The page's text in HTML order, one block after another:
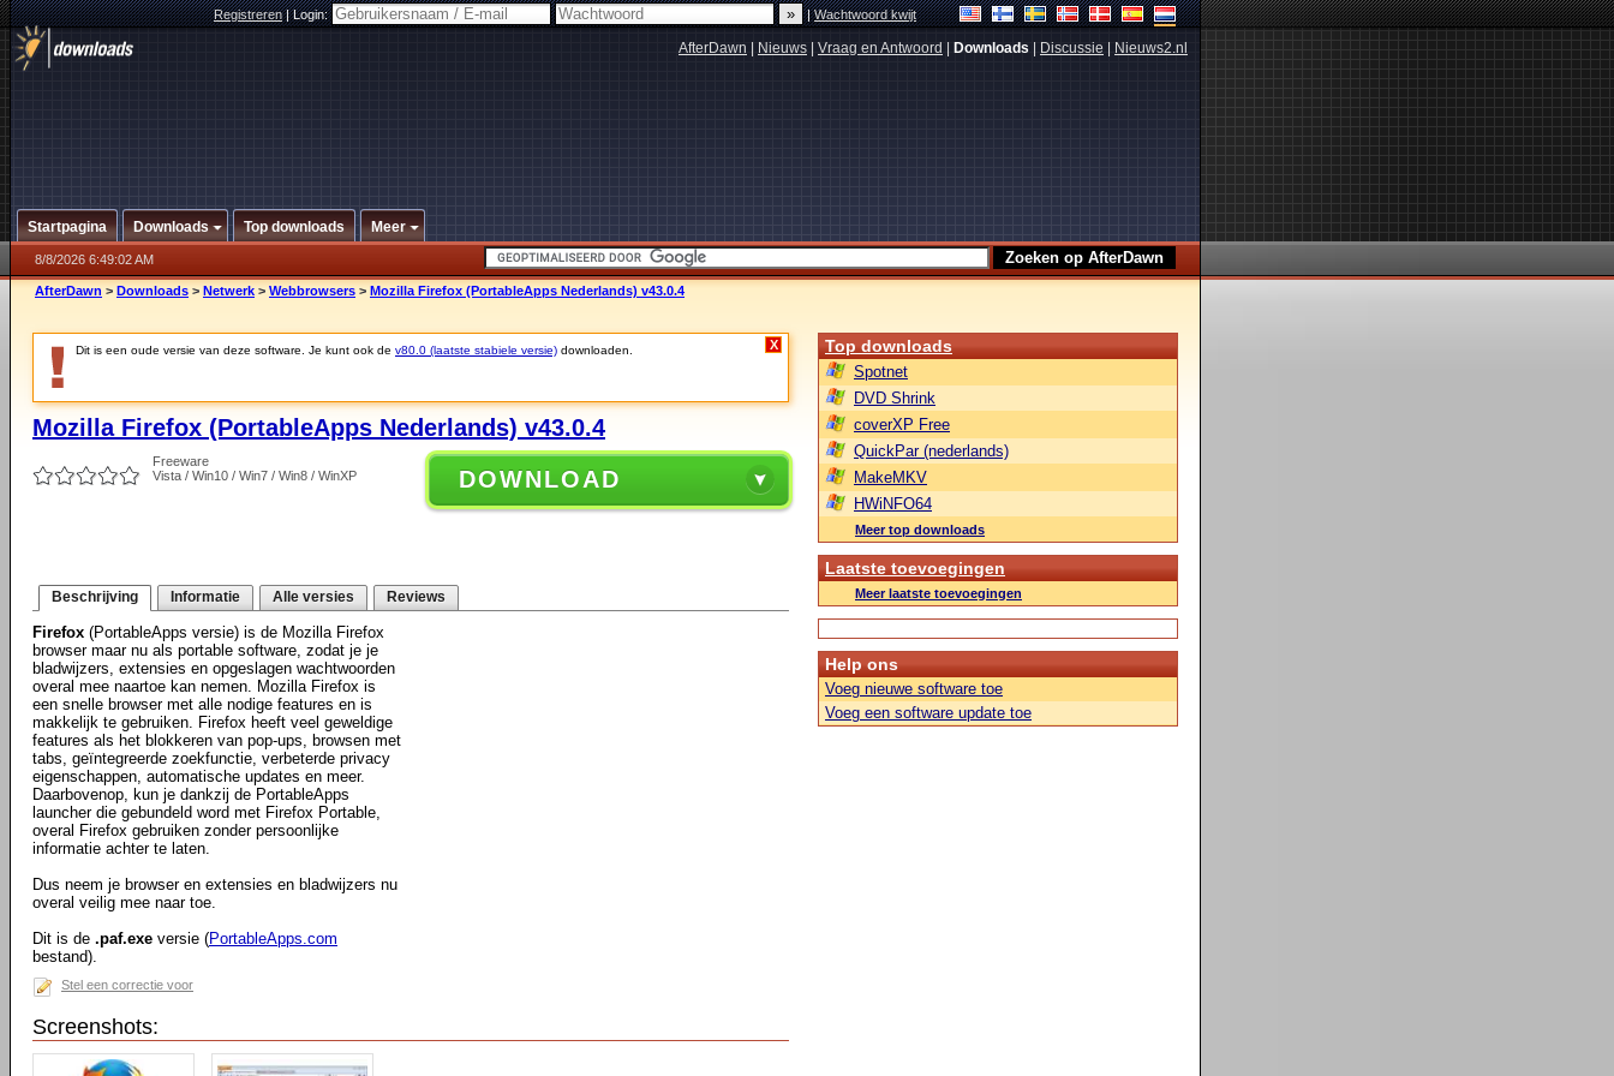
Registreren|Login: |Wachtwoord kwijt
AfterDawn Nieuws Vraag en Antwoord Downloads Discussie Nieuws2.nl
Startpagina Downloads Top downloads Meer
8/8/2026 6:49:02 AM
AfterDawn > Downloads > Netwerk > Webbrowsers > Mozilla Firefox (PortableApps Nederlands) v43.0.4
Dit is een oude versie van deze software. Je kunt ook de v80.0 (laatste stabiele versie) downloaden. X
Mozilla Firefox (PortableApps Nederlands) v43.0.4
Freeware
Vista / Win10 / Win7 / Win8 / WinXP
DOWNLOAD
Beschrijving Informatie Alle versies Reviews
Firefox (PortableApps versie) is de Mozilla Firefox
browser maar nu als portable software, zodat je je
bladwijzers, extensies en opgeslagen wachtwoorden
overal mee naartoe kan nemen. Mozilla Firefox is
een snelle browser met alle nodige features en is
makkelijk te gebruiken. Firefox heeft veel geweldige
features als het blokkeren van pop-ups, browsen met
tabs, geïntegreerde zoekfunctie, verbeterde privacy
eigenschappen, automatische updates en meer.
Daarbovenop, kun je dankzij de PortableApps
launcher die gebundeld word met Firefox Portable,
overal Firefox gebruiken zonder persoonlijke
informatie achter te laten.
Dus neem je browser en extensies en bladwijzers nu
overal veilig mee naar toe.
Dit is de .paf.exe versie (PortableApps.com
bestand).
Stel een correctie voor
Screenshots:
Top downloads
Spotnet
DVD Shrink
coverXP Free
QuickPar (nederlands)
MakeMKV
HWiNFO64
Meer top downloads
Laatste toevoegingen
Meer laatste toevoegingen
Help ons
Voeg nieuwe software toe
Voeg een software update toe